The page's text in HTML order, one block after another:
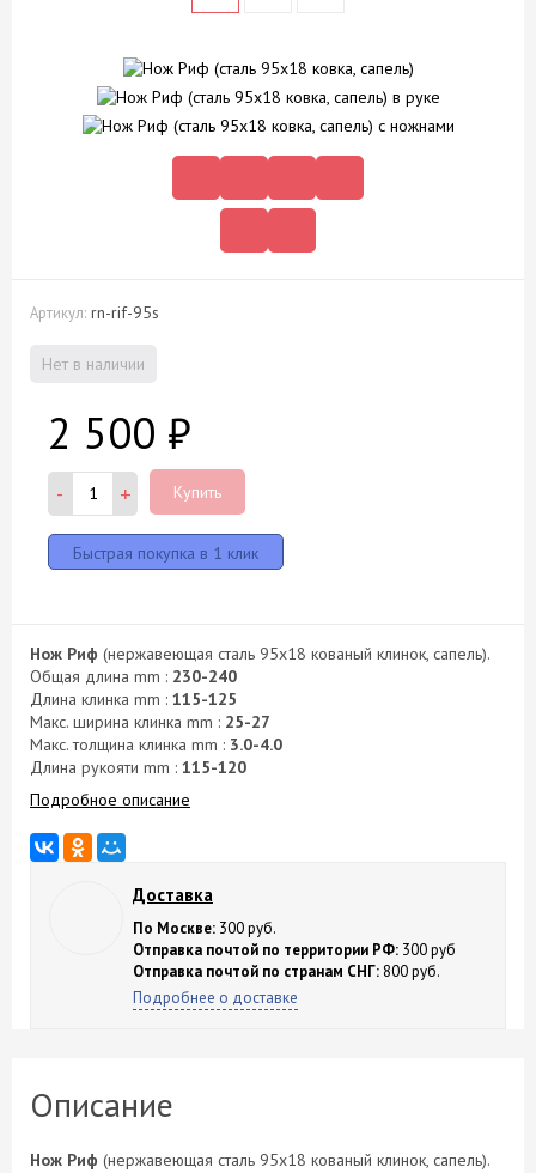
Артикул: rn-rif-95s
Нет в наличии
2 500 ₽
- + Купить
Нож Риф (нержавеющая сталь 95х18 кованый клинок, сапель).
Общая длина mm : 230-240
Длина клинка mm : 115-125
Макс. ширина клинка mm : 25-27
Макс. толщина клинка mm : 3.0-4.0
Длина рукояти mm : 115-120
Подробное описание
Доставка
По Москве: 300 руб.
Отправка почтой по территории РФ: 300 руб
Отправка почтой по странам СНГ: 800 руб.
Подробнее о доставке
Описание
Нож Риф (нержавеющая сталь 95х18 кованый клинок, сапель).